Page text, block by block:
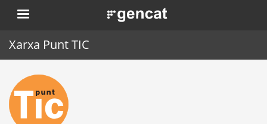
Pasar
al
. Obre en una nova finestra.
Xarxa Punt TIC
Inicio
Punt TIC